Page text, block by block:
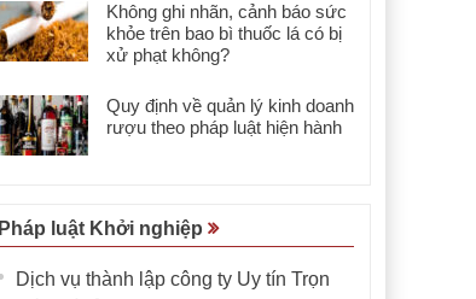
Không ghi nhãn, cảnh báo sức
khỏe trên bao bì thuốc lá có bị
xử phạt không?
Quy định về quản lý kinh doanh
rượu theo pháp luật hiện hành
Pháp luật Khởi nghiệp
Dịch vụ thành lập công ty Uy tín Trọn